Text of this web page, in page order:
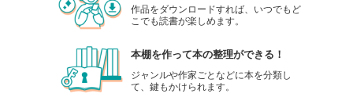
作品をダウンロードすれば、いつでもど
こでも読書が楽しめます。
本棚を作って本の整理ができる！
ジャンルや作家ごとなどに本を分類し
て、鍵もかけられます。